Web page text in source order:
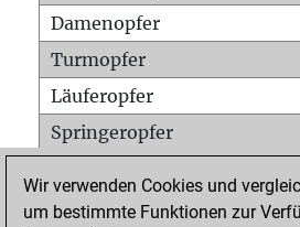
Damenopfer
Turmopfer
Läuferopfer
Springeropfer
Matt auf vollem Brett
Wir verwenden Cookies und
um bestimmte Funktionen zur